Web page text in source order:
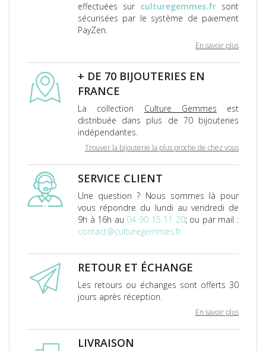
effectuées sur culturegemmes.frsont
sécurisées par le système de paiement
PayZen.
En savoir plus
+ DE 70 BIJOUTERIES EN
FRANCE
La collection Culture Gemmes est
distribuée dans plus de 70 bijouteries
indépendantes.
Trouver la bijouterie la plus proche de chez vous
SERVICE CLIENT
Une question ? Nous sommes là pour
vous répondre du lundi au vendredi de
9h à 16h au 04 90 15 11 20; ou par mail :
contact@culturegemmes.fr
RETOUR ET ÉCHANGE
Les retours ou échanges sont offerts 30
jours après réception.
En savoir plus
LIVRAISON